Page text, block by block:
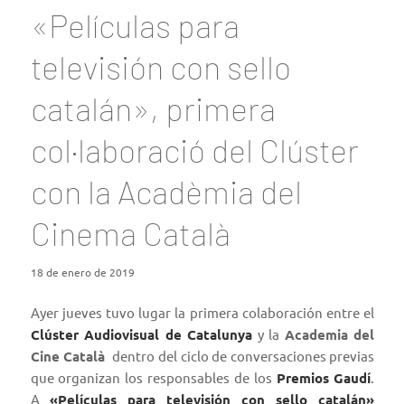
«Películas para
televisión con sello
catalán», primera
col·laboració del Clúster
con la Acadèmia del
Cinema Català
18 de enero de 2019
Ayer jueves tuvo lugar la primera colaboración entre el
Clúster Audiovisual de Catalunya y la Academia del
Cine Català dentro del ciclo de conversaciones previas
que organizan los responsables de los Premios Gaudí
A «Películas para televisión con sello catalán»